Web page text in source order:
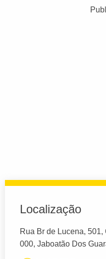
Localização
Rua Br de Lucena,
000, Jaboatão Dos